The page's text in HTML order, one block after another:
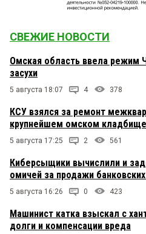
СВЕЖИЕ НОВОСТИ
Омская область ввела режим
засухи
5 августа 18:07 4 378
КСУ взялся за ремонт
крупнейшем омском кладбище
5 августа 17:25 2 561
Киберсыщики вычислили и
омичей за продажи
5 августа 16:26 0 423
Машинист катка взыскал с
долги и компенсации вреда